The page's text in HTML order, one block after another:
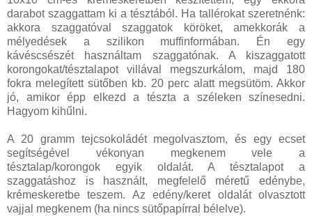
darabot szaggattam ki a tésztából. Ha tallérokat szeretnénk:
akkora szaggatóval szaggatok köröket, amekkorák a
mélyedések a szilikon muffinformában. Én egy
kávéscsészét használtam szaggatónak. A kiszaggatott
korongokat/tésztalapot villával megszurkálom, majd 180
fokra melegített sütőben kb. 20 perc alatt megsütöm. Akkor
jó, amikor épp elkezd a tészta a széleken színesedni.
Hagyom kihűlni.
A 20 gramm tejcsokoládét megolvasztom, és egy ecset
segítségével vékonyan megkenem vele a
tésztalap/korongok egyik oldalát. A tésztalapot a
szaggatáshoz is használt, megfelelő méretű edénybe,
krémeskeretbe teszem. Az edény/keret oldalát olvasztott
vajjal megkenem (ha nincs sütőpapírral bélelve).